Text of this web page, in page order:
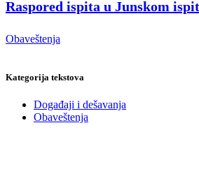
Raspored ispita u Junskom
Obaveštenja
Kategorija tekstova
Događaji i dešavanja
Obaveštenja